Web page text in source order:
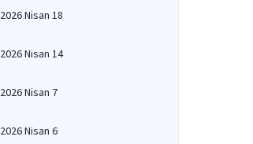
2026 Nisan 18
2026 Nisan 14
2026 Nisan 7
2026 Nisan 6